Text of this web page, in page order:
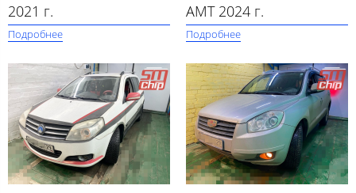
2021 г.
Подробнее
AMT 2024 г.
Подробнее